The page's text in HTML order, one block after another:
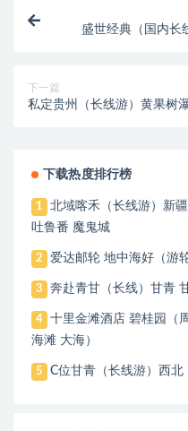
盛世经典（国内长
下一篇
私定贵州（长线游）黄果树
下载热度排行榜
1
北域喀禾（长线游）新
吐鲁番 魔鬼城
2 爱达邮轮 地中海好（游
3 奔赴青甘（长线）甘青
4
十里金滩酒店 碧桂园（
海滩 大海）
5 C位甘青（长线游）西北